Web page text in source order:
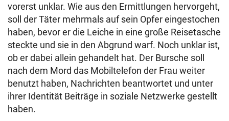
vorerst unklar. Wie aus den Ermittlungen hervorgeht,
soll der Täter mehrmals auf sein Opfer eingestochen
haben, bevor er die Leiche in eine große Reisetasche
steckte und sie in den Abgrund warf. Noch unklar ist,
ob er dabei allein gehandelt hat. Der Bursche soll
nach dem Mord das Mobiltelefon der Frau weiter
benutzt haben, Nachrichten beantwortet und unter
ihrer Identität Beiträge in soziale Netzwerke gestellt
haben.